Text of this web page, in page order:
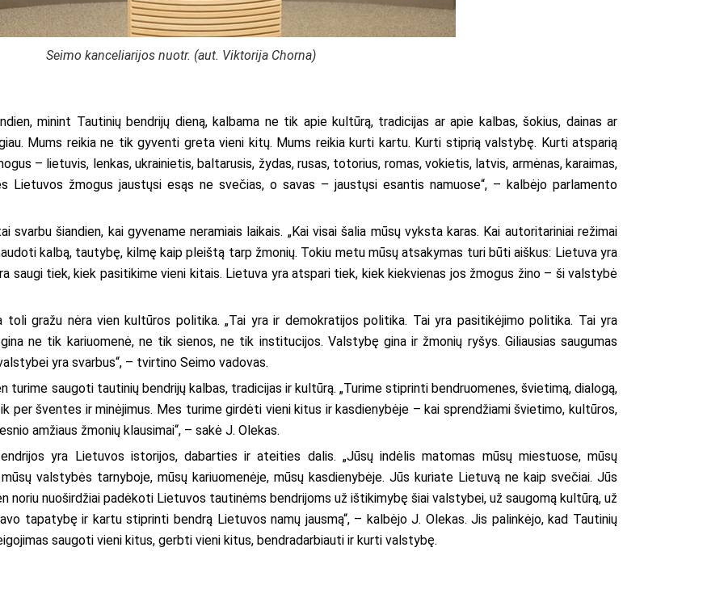
Seimo kanceliarijos nuotr. (aut. Viktorija Chorna)
minint Tautinių bendrijų dieną, kalbama ne tik apie kultūrą, tradicijas ar apie kalbas, šokius, dainas ar
Mums reikia ne tik gyventi greta vieni kitų. Mums reikia kurti kartu. Kurti stiprią valstybę. Kurti atsparią
– lietuvis, lenkas, ukrainietis, baltarusis, žydas, rusas, totorius, romas, vokietis, latvis, armėnas, karaimas,
Lietuvos žmogus jaustųsi esąs ne svečias, o savas – jaustųsi esantis namuose“, – kalbėjo parlamento
svarbu šiandien, kai gyvename neramiais laikais. „Kai visai šalia mūsų vyksta karas. Kai autoritariniai režimai
kalbą, tautybę, kilmę kaip pleištą tarp žmonių. Tokiu metu mūsų atsakymas turi būti aiškus: Lietuva yra
saugi tiek, kiek pasitikime vieni kitais. Lietuva yra atspari tiek, kiek kiekvienas jos žmogus žino – ši valstybė
toli gražu nėra vien kultūros politika. „Tai yra ir demokratijos politika. Tai yra pasitikėjimo politika. Tai yra
ne tik kariuomenė, ne tik sienos, ne tik institucijos. Valstybę gina ir žmonių ryšys. Giliausias saugumas
yra svarbus“, – tvirtino Seimo vadovas.
turime saugoti tautinių bendrijų kalbas, tradicijas ir kultūrą. „Turime stiprinti bendruomenes, švietimą, dialogą,
per šventes ir minėjimus. Mes turime girdėti vieni kitus ir kasdienybėje – kai sprendžiami švietimo, kultūros,
amžiaus žmonių klausimai“, – sakė J. Olekas.
yra Lietuvos istorijos, dabarties ir ateities dalis. „Jūsų indėlis matomas mūsų miestuose, mūsų
valstybės tarnyboje, mūsų kariuomenėje, mūsų kasdienybėje. Jūs kuriate Lietuvą ne kaip svečiai. Jūs
noriu nuoširdžiai padėkoti Lietuvos tautinėms bendrijoms už ištikimybę šiai valstybei, už saugomą kultūrą, už
tapatybę ir kartu stiprinti bendrą Lietuvos namų jausmą“, – kalbėjo J. Olekas. Jis palinkėjo, kad Tautinių
saugoti vieni kitus, gerbti vieni kitus, bendradarbiauti ir kurti valstybę.